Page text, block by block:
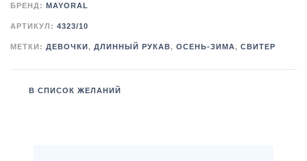
БРЕНД: MAYORAL
АРТИКУЛ: 4323/10
МЕТКИ: ДЕВОЧКИ , ДЛИННЫЙ РУКАВ, ОСЕНЬ-ЗИМА, СВИТЕР
В СПИСОК ЖЕЛАНИЙ